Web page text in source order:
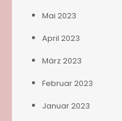
Mai 2023
April 2023
März 2023
Februar 2023
Januar 2023